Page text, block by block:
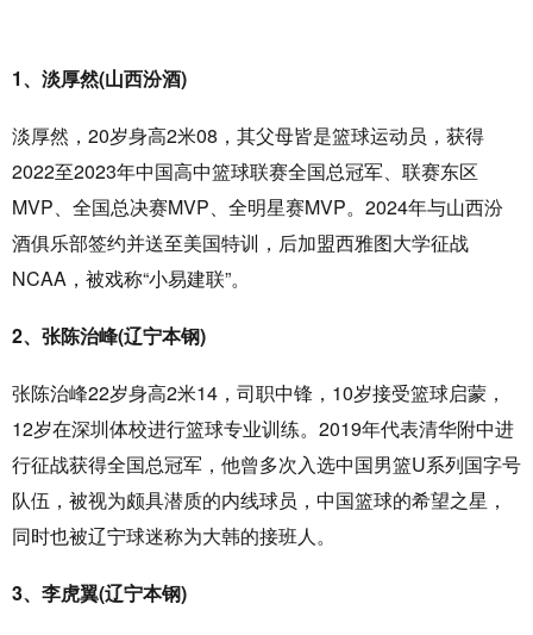
1、淡厚然(山西汾酒)
淡厚然，20岁身高2米08，其父母皆是篮球运动员，获得
2022至2023年中国高中篮球联赛全国总冠军、联赛东区
MVP、全国总决赛MVP、全明星赛MVP。2024年与山西汾
酒俱乐部签约并送至美国特训，后加盟西雅图大学征战
NCAA，被戏称“小易建联”。
2、张陈治峰(辽宁本钢)
张陈治峰22岁身高2米14，司职中锋，10岁接受篮球启蒙，
12岁在深圳体校进行篮球专业训练。2019年代表清华附中进
行征战获得全国总冠军，他曾多次入选中国男篮U系列国字号
队伍，被视为颇具潜质的内线球员，中国篮球的希望之星，
同时也被辽宁球迷称为大韩的接班人。
3、李虎翼(辽宁本钢)